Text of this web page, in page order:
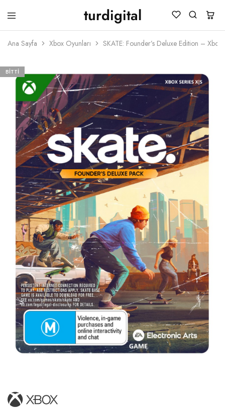
turdigital
TURDIGITAL
Dijital
Kartları
&
Üyelik
Paketleri
Ana Sayfa Xbox Oyunları SKATE: Founder’s Deluxe Edition – Xbox
BITTI